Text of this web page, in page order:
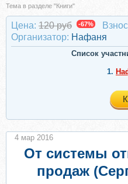
Тема в разделе "Книги"
Цена: 120 руб -67%
Организатор: Нафаня
Список
1.
От системы
продаж
4 мар 2016